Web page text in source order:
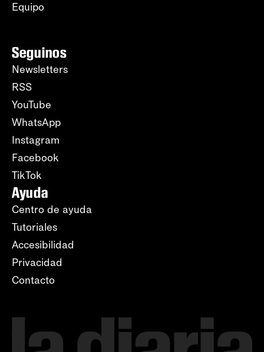
Equipo
Seguinos
Newsletters
RSS
YouTube
WhatsApp
Instagram
Facebook
TikTok
Ayuda
Centro de ayuda
Tutoriales
Accesibilidad
Privacidad
Contacto